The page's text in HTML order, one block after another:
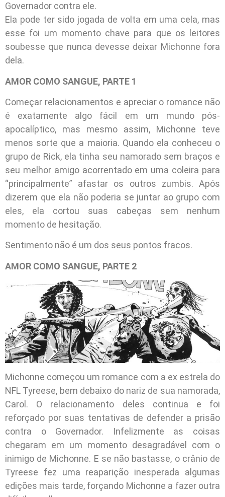
Governador contra ele.
Ela pode ter sido jogada de volta em uma cela, mas
esse foi um momento chave para que os leitores
soubesse que nunca devesse deixar Michonne fora
dela.
AMOR COMO SANGUE, PARTE 1
Começar relacionamentos e apreciar o romance não
é exatamente algo fácil em um mundo pós-
apocalíptico, mas mesmo assim, Michonne teve
menos sorte que a maioria. Quando ela conheceu o
grupo de Rick, ela tinha seu namorado sem braços e
seu melhor amigo acorrentado em uma coleira para
“principalmente” afastar os outros zumbis. Após
dizerem que ela não poderia se juntar ao grupo com
eles, ela cortou suas cabeças sem nenhum
momento de hesitação.
Sentimento não é um dos seus pontos fracos.
AMOR COMO SANGUE, PARTE 2
Michonne começou um romance com a ex estrela do
NFL Tyreese, bem debaixo do nariz de sua namorada,
Carol. O relacionamento deles continua e foi
reforçado por suas tentativas de defender a prisão
contra o Governador. Infelizmente as coisas
chegaram em um momento desagradável com o
inimigo de Michonne. E se não bastasse, o crânio de
Tyreese fez uma reaparição inesperada algumas
edições mais tarde, forçando Michonne a fazer outra